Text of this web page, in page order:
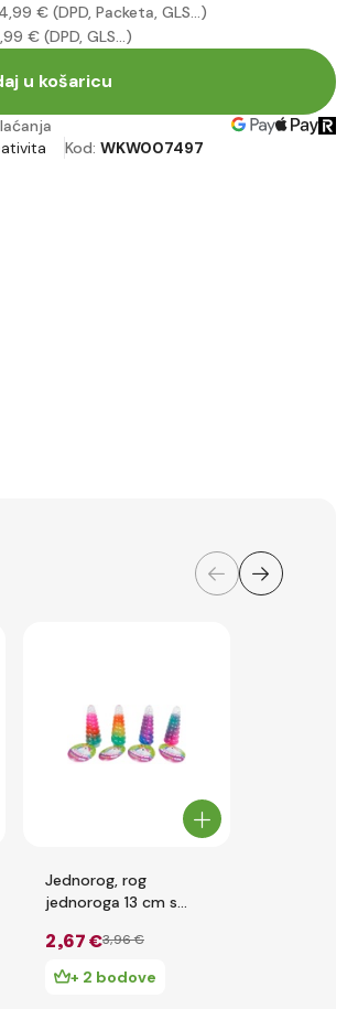
4,99 € (DPD, Packeta, GLS...)
,99 € (DPD, GLS...)
u košaricu
Kod: WKW007497
Jednorog, rog
jednoroga 13 cm s
2,67 €3,96 €
+ 2 bodove